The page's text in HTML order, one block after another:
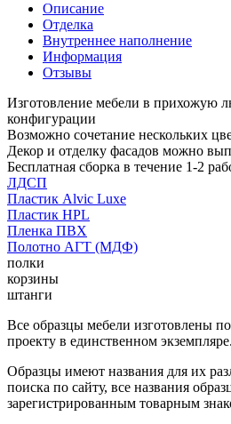
Описание
Отделка
Внутреннее наполнение
Информация
Отзывы
Изготовление мебели в прихожую
конфигурации
Возможно сочетание нескольких
Декор и отделку фасадов можно
Бесплатная сборка в течение 1-2
ЛДСП
Пластик Alvic Luxe
Пластик HPL
Пленка ПВХ
Полотно АГТ (МДФ)
полки
корзины
штанги
Все образцы мебели изготовлены
проекту в единственном экземпляре.
Образцы имеют названия для их
поиска по сайту, все названия
зарегистрированным товарным